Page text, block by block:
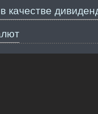
качестве